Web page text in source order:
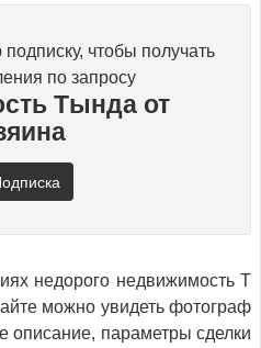
чтобы получать
по запросу
Тында от
недорого недвижимость Т
можно увидеть фотограф
описание, параметры сделки